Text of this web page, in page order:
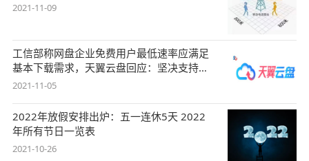
2021-11-09
工信部称网盘企业免费用户最低速率应满足
基本下载需求，天翼云盘回应：坚决支持，
始终
2021-11-05
2022年放假安排出炉：五一连休5天 2022
年所有节日一览表
2021-10-26